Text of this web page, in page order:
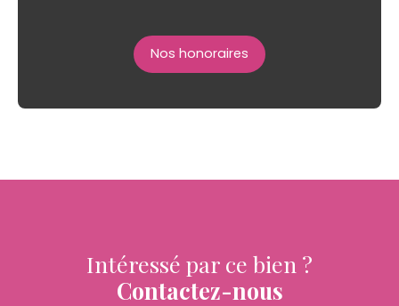
Nos honoraires
Intéressé par ce bien ?
Contactez-nous